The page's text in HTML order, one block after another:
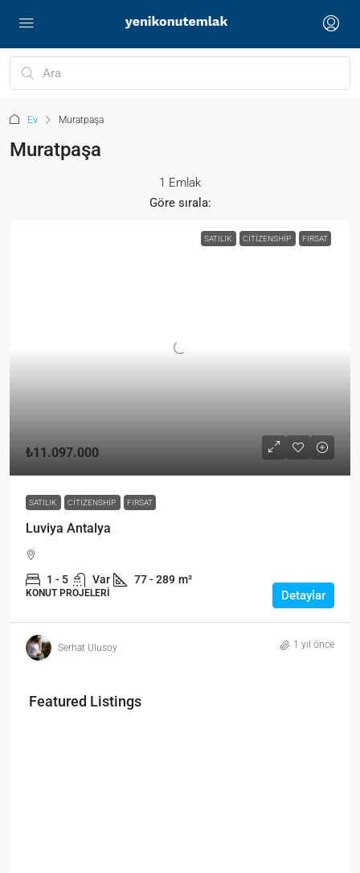
Ev Muratpaşa
Muratpaşa
1 Emlak
Göre sırala:
SATILIK CITIZENSHIP FIRSAT
₺11.097.000
SATILIK CITIZENSHIP FIRSAT
Luviya Antalya
1 - 5 Var 77 - 289 m²
KONUT PROJELERI Detaylar
Serhat Ulusoy 1 yıl önce
Featured Listings